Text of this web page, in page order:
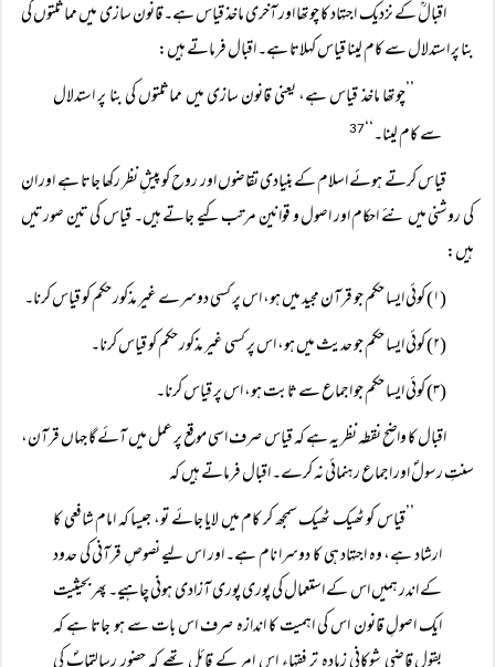
اقبالؒ کے نزدیک اجتہاد کا چوتھا اور آخری ماخذ قیاس ہے۔ قانون سازی میں مماثلتوں کی
بنا پر استدلال سے کام لینا قیاس کہلاتا ہے۔ اقبال فرماتے ہیں:
’’چوتھا ماخذ قیاس ہے، یعنی قانون سازی میں مماثلتوں کی بنا پر استدلال
سے کام لینا۔‘‘
37
قیاس کرتے ہوئے اسلام کے بنیادی تقاضوں اور روح کو پیشِ نظر رکھا جاتا ہے اور ان
کی روشنی میں نئے احکام اور اصول و قوانین مرتب کیے جاتے ہیں۔ قیاس کی تین صورتیں
ہیں:
(۱) کوئی ایسا حکم جو قرآن مجید میں ہو، اس پر کسی دوسرے غیر مذکور حکم کو قیاس کرنا۔
(۲) کوئی ایسا حکم جو حدیث میں ہو، اس پر کسی غیر مذکور حکم کو قیاس کرنا۔
(۳) کوئی ایسا حکم جو اجماع سے ثابت ہو، اس پر قیاس کرنا۔
اقبال کا واضح نقطہ نظر یہ ہے کہ قیاس صرف اسی موقع پر عمل میں آئے گا جہاں قرآن،
سنتِ رسولؐ اور اجماع رہنمائی نہ کرے۔ اقبال فرماتے ہیں کہ
’’قیاس کو ٹھیک ٹھیک سمجھ کر کام میں لایا جائے تو، جیسا کہ امام شافعی کا
ارشاد ہے، وہ اجتہاد ہی کا دوسرا نام ہے۔ اور اس لیے نصوصِ قرآنی کی حدود
کے اندر ہمیں اس کے استعمال کی پوری پوری آزادی ہونی چاہیے۔ پھر بحیثیت
ایک اصولِ قانون اس کی اہمیت کا اندازہ صرف اس بات سے ہو جاتا ہے کہ